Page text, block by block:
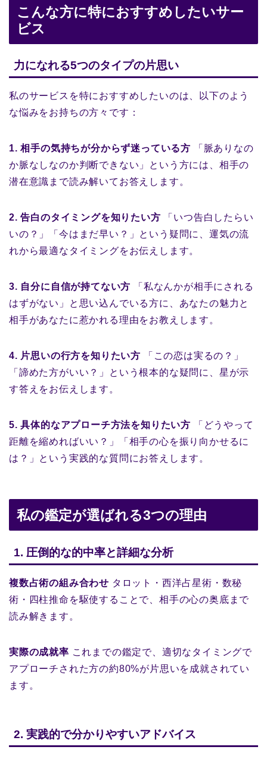
こんな方に特におすすめしたいサー
ビス
力になれる5つのタイプの片思い
私のサービスを特におすすめしたいのは、以下のよう
な悩みをお持ちの方々です：
1. 相手の気持ちが分からず迷っている方 「脈ありなの
か脈なしなのか判断できない」という方には、相手の
潜在意識まで読み解いてお答えします。
2. 告白のタイミングを知りたい方 「いつ告白したらい
いの？」「今はまだ早い？」という疑問に、運気の流
れから最適なタイミングをお伝えします。
3. 自分に自信が持てない方 「私なんかが相手にされる
はずがない」と思い込んでいる方に、あなたの魅力と
相手があなたに惹かれる理由をお教えします。
4. 片思いの行方を知りたい方 「この恋は実るの？」
「諦めた方がいい？」という根本的な疑問に、星が示
す答えをお伝えします。
5. 具体的なアプローチ方法を知りたい方 「どうやって
距離を縮めればいい？」「相手の心を振り向かせるに
は？」という実践的な質問にお答えします。
私の鑑定が選ばれる3つの理由
1. 圧倒的な的中率と詳細な分析
複数占術の組み合わせ タロット・西洋占星術・数秘
術・四柱推命を駆使することで、相手の心の奥底まで
読み解きます。
実際の成就率 これまでの鑑定で、適切なタイミングで
アプローチされた方の約80%が片思いを成就されてい
ます。
2. 実践的で分かりやすいアドバイス